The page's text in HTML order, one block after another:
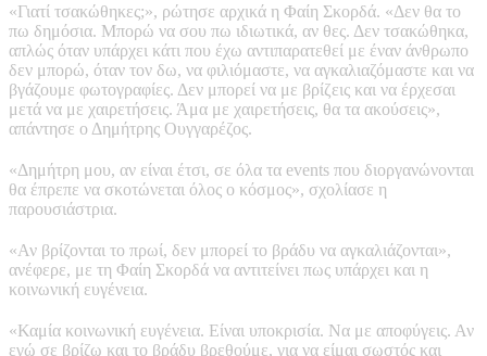
«Γιατί τσακώθηκες;», ρώτησε αρχικά η Φαίη Σκορδά. «Δεν θα το
πω δημόσια. Μπορώ να σου πω ιδιωτικά, αν θες. Δεν τσακώθηκα,
απλώς όταν υπάρχει κάτι που έχω αντιπαρατεθεί με έναν άνθρωπο
δεν μπορώ, όταν τον δω, να φιλιόμαστε, να αγκαλιαζόμαστε και να
βγάζουμε φωτογραφίες. Δεν μπορεί να με βρίζεις και να έρχεσαι
μετά να με χαιρετήσεις. Άμα με χαιρετήσεις, θα τα ακούσεις»,
απάντησε ο Δημήτρης Ουγγαρέζος.
«Δημήτρη μου, αν είναι έτσι, σε όλα τα events που διοργανώνονται
θα έπρεπε να σκοτώνεται όλος ο κόσμος», σχολίασε η
παρουσιάστρια.
«Αν βρίζονται το πρωί, δεν μπορεί το βράδυ να αγκαλιάζονται»,
ανέφερε, με τη Φαίη Σκορδά να αντιτείνει πως υπάρχει και η
κοινωνική ευγένεια.
«Καμία κοινωνική ευγένεια. Είναι υποκρισία. Να με αποφύγεις. Αν
εγώ σε βρίζω και το βράδυ βρεθούμε, για να είμαι σωστός και